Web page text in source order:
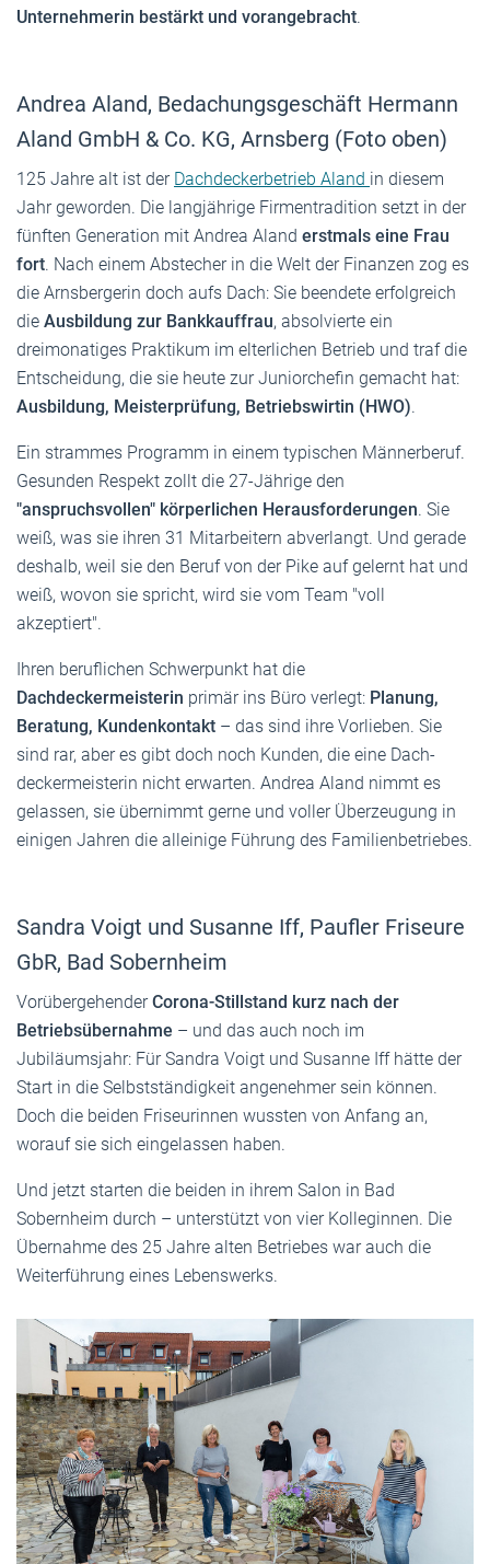
Unternehmerin bestärkt und vorangebracht.
Andrea Aland, Bedachungsgeschäft Hermann
Aland GmbH & Co. KG, Arnsberg (Foto oben)
125 Jahre alt ist der Dachdeckerbetrieb Aland in diesem
Jahr geworden. Die langjährige Firmentradition setzt in der
fünften Generation mit Andrea Aland erstmals eine Frau
fort. Nach einem Abstecher in die Welt der Finanzen zog es
die Arnsbergerin doch aufs Dach: Sie beendete erfolgreich
die Ausbildung zur Bankkauffrau, absolvierte ein
dreimonatiges Praktikum im elterlichen Betrieb und traf die
Entscheidung, die sie heute zur Juniorchefin gemacht hat:
Ausbildung, Meisterprüfung, Betriebswirtin (HWO).
Ein strammes Programm in einem typischen Männerberuf.
Gesunden Respekt zollt die 27-Jährige den
"anspruchsvollen" körperlichen Herausforderungen. Sie
weiß, was sie ihren 31 Mitarbeitern abverlangt. Und gerade
deshalb, weil sie den Beruf von der Pike auf gelernt hat und
weiß, wovon sie spricht, wird sie vom Team "voll
akzeptiert".
Ihren beruflichen Schwerpunkt hat die
Dachdeckermeisterin primär ins Büro verlegt: Planung,
Beratung, Kundenkontakt – das sind ihre Vorlieben. Sie
sind rar, aber es gibt doch noch Kunden, die eine Dach­
deckermeisterin nicht erwarten. Andrea Aland nimmt es
gelassen, sie übernimmt gerne und voller Überzeugung in
einigen Jahren die alleinige Führung des Familienbetriebes.
Sandra Voigt und Susanne Iff, Paufler Friseure
GbR, Bad Sobernheim
VorübergehenderCorona-Stillstand kurz nach der
Betriebsübernahme – und das auch noch im
Jubiläumsjahr: Für Sandra Voigt und Susanne Iff hätte der
Start in die Selbstständigkeit angenehmer sein können.
Doch die beiden Friseurinnen wussten von Anfang an,
worauf sie sich eingelassen haben.
Und jetzt starten die beiden in ihrem Salon in Bad
Sobernheim durch – unterstützt von vier Kolleginnen. Die
Übernahme des 25 Jahre alten Betriebes war auch die
Weiterführung eines Lebenswerks.